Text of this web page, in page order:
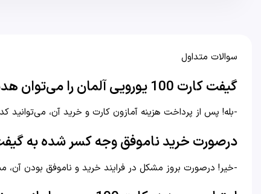
سوالات متداول
گیفت کارت 100 یورویی آلمان را می‌توان هدیه داد؟
-بله! پس از پرداخت هزینه آمازون کارت و خرید آن، می‌توانید
در‌صورت خرید ناموفق وجه کسر شده به
-خیر! در‌صورت بروز مشکل در فرایند خرید و ناموفق بودن